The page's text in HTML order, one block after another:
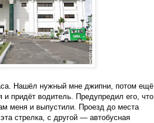
Нашёл нужный мне джипни, потом ещё
и придёт водитель. Предупредил его, что
меня и выпустили. Проезд до места
стрелка, с другой — автобусная